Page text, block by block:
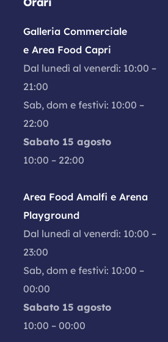
Galleria Commerciale
e Area Food Capri
Dal lunedì al venerdì: 10:00 –
21:00
Sab, dom e festivi: 10:00 –
22:00
Sabato 15 agosto
10:00 – 22:00
Area Food Amalfi e Arena
Playground
Dal lunedì al venerdì: 10:00 –
23:00
Sab, dom e festivi: 10:00 –
00:00
Sabato 15 agosto
10:00 – 00:00